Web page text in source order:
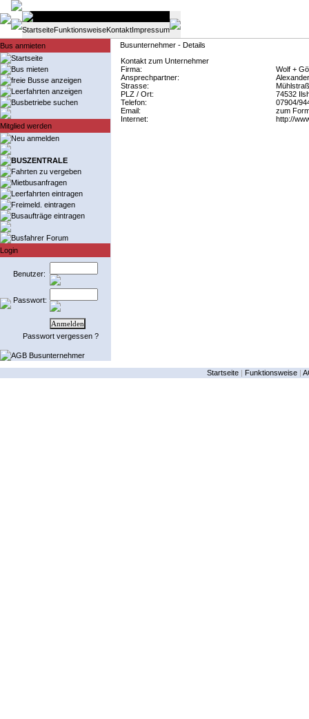
StartseiteFunktionsweiseKontaktImpressum
Bus anmieten
Startseite
Bus mieten
freie Busse anzeigen
Leerfahrten anzeigen
Busbetriebe suchen
Mitglied werden
Neu anmelden
BUSZENTRALE
Fahrten zu vergeben
Mietbusanfragen
Leerfahrten eintragen
Freimeld. eintragen
Busaufträge eintragen
Busfahrer Forum
Login
Benutzer:
Passwort:
Passwort vergessen ?
AGB Busunternehmer
Busunternehmer - Details
Kontakt zum Unternehmer
Firma:
Wolf +
Ansprechpartner:
Strasse:
PLZ / Ort:
74532
Telefon:
07904/
Email:
zum
Internet:
http://
Startseite | Funktionsweise |